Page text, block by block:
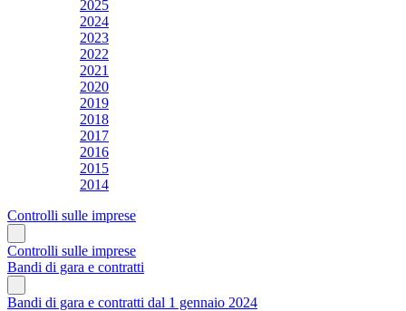
2025
2024
2023
2022
2021
2020
2019
2018
2017
2016
2015
2014
Controlli sulle imprese
Controlli sulle imprese
Bandi di gara e contratti
Bandi di gara e contratti dal 1 gennaio 2024